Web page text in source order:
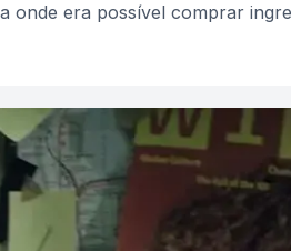
onde era possível comprar